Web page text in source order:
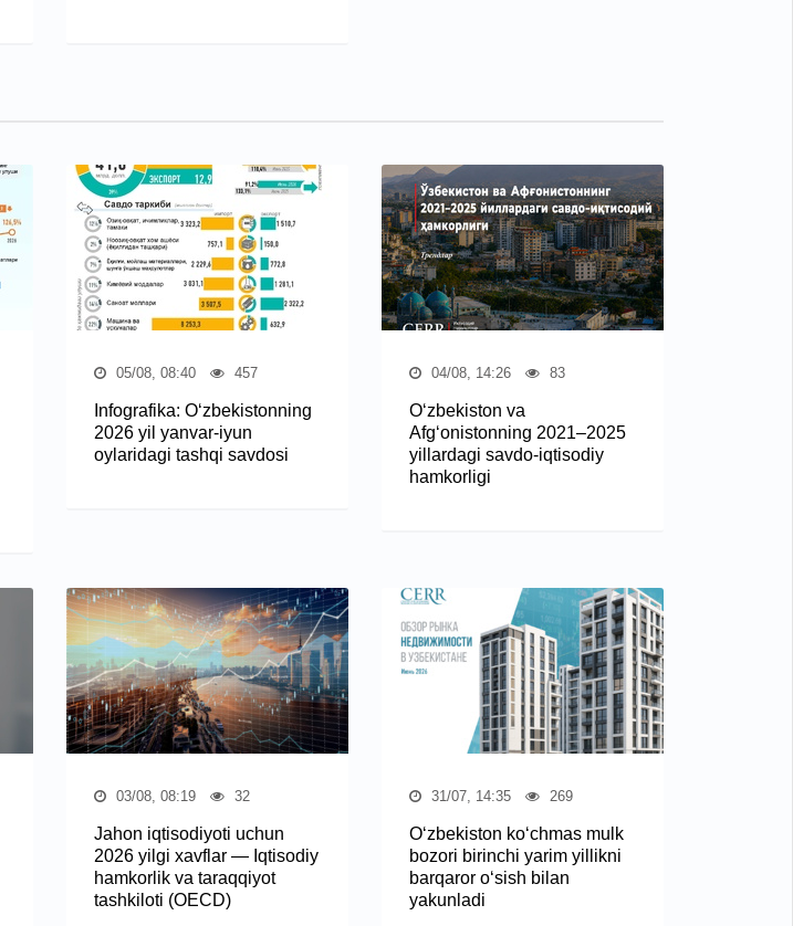
05/08, 08:40 457
Infografika: O‘zbekistonning
2026 yil yanvar-iyun
oylaridagi tashqi savdosi
04/08, 14:26 83
O‘zbekiston va
Afg‘onistonning 2021–2025
yillardagi savdo-iqtisodiy
hamkorligi
03/08, 08:19 32
Jahon iqtisodiyoti uchun
2026 yilgi xavflar — Iqtisodiy
hamkorlik va taraqqiyot
tashkiloti (OECD)
31/07, 14:35 269
O‘zbekiston ko‘chmas mulk
bozori birinchi yarim yillikni
barqaror o‘sish bilan
yakunladi